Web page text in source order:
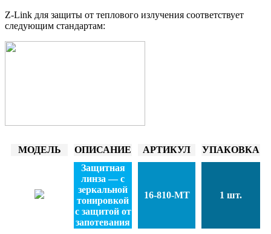
Z-Link для защиты от теплового излучения соответствует
следующим стандартам:
МОДЕЛЬ ОПИСАНИЕ АРТИКУЛ
УПАКОВКА
Защитная
линза — с
зеркальной
тонировкой
с защитой от
запотевания
16-810-MT 1 шт.